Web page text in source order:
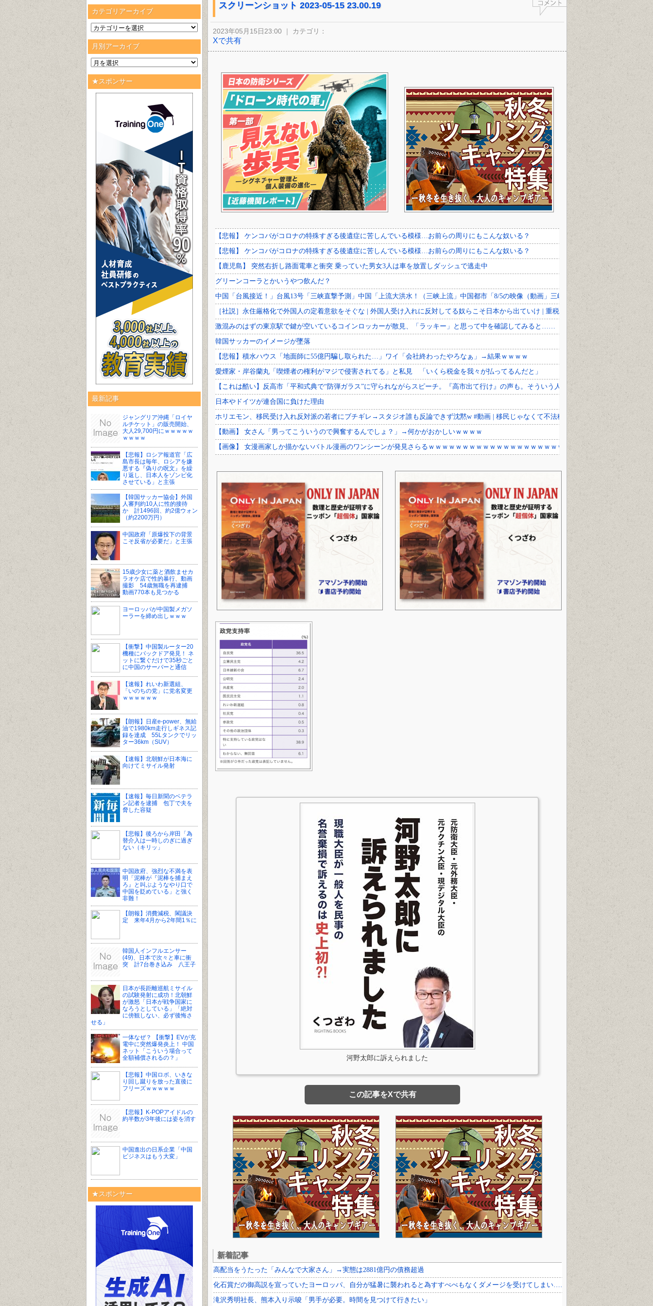
カテゴリアーカイブ
月別アーカイブ
★スポンサー
最新記事
ジャングリア沖縄「ロイヤ
ルチケット」の販売開始、
大人29,700円にｗｗｗｗｗ
ｗｗｗｗ
【悲報】ロシア報道官「広
島市長は毎年、ロシアを嫌
悪する『偽りの呪文』を繰
り返し、日本人をゾンビ化
させている」と主張
【韓国サッカー協会】外国
人審判約10人に性的接待
か 計1496回、約2億ウォン
（約2200万円）
中国政府「原爆投下の背景
こそ反省が必要だ」と主張
15歳少女に薬と酒飲ませカ
ラオケ店で性的暴行、動画
撮影 54歳無職を再逮捕
動画770本も見つかる
ヨーロッパが中国製メガソ
ーラーを締め出しｗｗｗ
【衝撃】中国製ルーター20
機種にバックドア発見！ ネ
ットに繋ぐだけで35秒ごと
に中国のサーバーと通信
【速報】れいわ新選組、
「いのちの党」に党名変更
ｗｗｗｗｗｗ
【朗報】日産e-power、無給
油で1980km走行しギネス記
録を達成 55Lタンクでリッ
ター36km（SUV）
【速報】北朝鮮が日本海に
向けてミサイル発射
【速報】毎日新聞のベテラ
ン記者を逮捕 包丁で夫を
脅した容疑
【悲報】後ろから岸田「為
替介入は一時しのぎに過ぎ
ない（キリッ」
中国政府、強烈な不満を表
明「泥棒が『泥棒を捕まえ
ろ』と叫ぶようなやり口で
中国を貶めている」と強く
非難！
【朗報】消費減税、閣議決
定 来年4月から2年間1％に
韓国人インフルエンサー
(49)、日本で次々と車に衝
突 計7台巻き込み 八王子
日本が長距離巡航ミサイル
の試験発射に成功！北朝鮮
が激怒「日本が戦争国家に
なろうとしている」「絶対
に傍観しない、必ず後悔さ
せる」
一体なぜ？ 【衝撃】EVが充
電中に突然爆発炎上！ 中国
ネット「こういう場合って
全額補償されるの？」
【悲報】中国ロボ、いきな
り回し蹴りを放った直後に
フリーズｗｗｗｗｗ
【悲報】K-POPアイドルの
約半数が3年後には姿を消す
中国進出の日系企業「中国
ビジネスはもう大変」
★スポンサー
スクリーンショット 2023-05-15 23.00.19
2023年05月15日23:00 ｜ カテゴリ：
Xで共有
河野太郎に訴えられました
この記事をXで共有
新着記事